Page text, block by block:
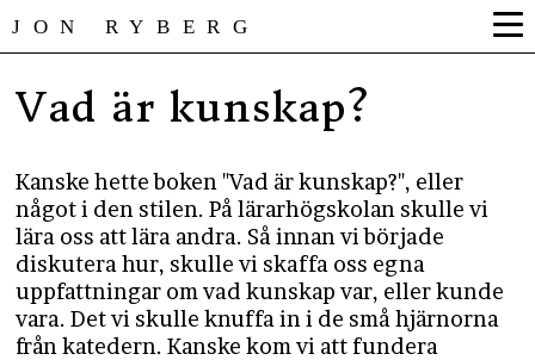
JON RYBERG
Vad är kunskap?
Kanske hette boken "Vad är kunskap?", eller
något i den stilen. På lärarhögskolan skulle vi
lära oss att lära andra. Så innan vi började
diskutera hur, skulle vi skaffa oss egna
uppfattningar om vad kunskap var, eller kunde
vara. Det vi skulle knuffa in i de små hjärnorna
från katedern. Kanske kom vi att fundera